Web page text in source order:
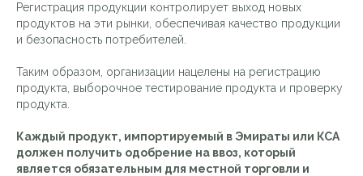
Регистрация продукции контролирует выход новых
продуктов на эти рынки, обеспечивая качество продукции
и безопасность потребителей.
Таким образом, организации нацелены на регистрацию
продукта, выборочное тестирование продукта и проверку
продукта.
Каждый продукт, импортируемый в Эмираты или КСА
должен получить одобрение на ввоз, который
является обязательным для местной торговли и